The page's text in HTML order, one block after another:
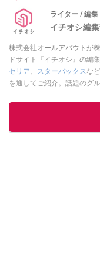
ライター / 編集
イチオシ編
株式会社オールアバウトが
ドサイト『イチオシ』の編集
セリア、 スターバックスな
を通してご紹介。話題のグ
レビューしています。毎日
してく